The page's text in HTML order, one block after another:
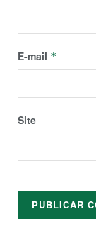
E-mail *
Site